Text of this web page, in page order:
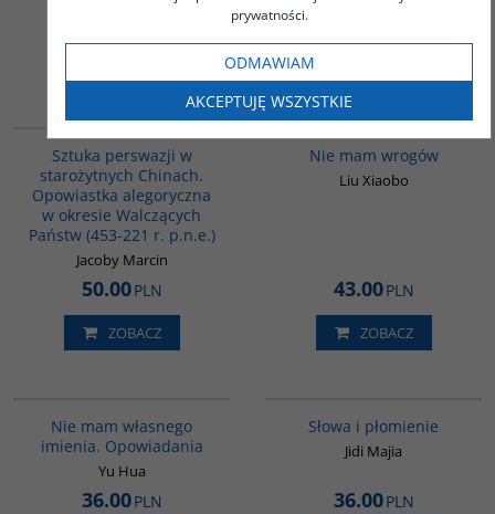
Sztuka perswazji w
starożytnych Chinach.
Opowiastka alegoryczna
w okresie Walczących
Państw (453-221 r. p.n.e.)
Jacoby Marcin
50.00PLN
ZOBACZ
Nie mam wrogów
Liu Xiaobo
43.00PLN
ZOBACZ
Nie mam własnego
imienia. Opowiadania
Yu Hua
36.00PLN
Słowa i płomienie
Jidi Majia
36.00PLN
prywatności.
ODMAWIAM
AKCEPTUJĘ WSZYSTKIE